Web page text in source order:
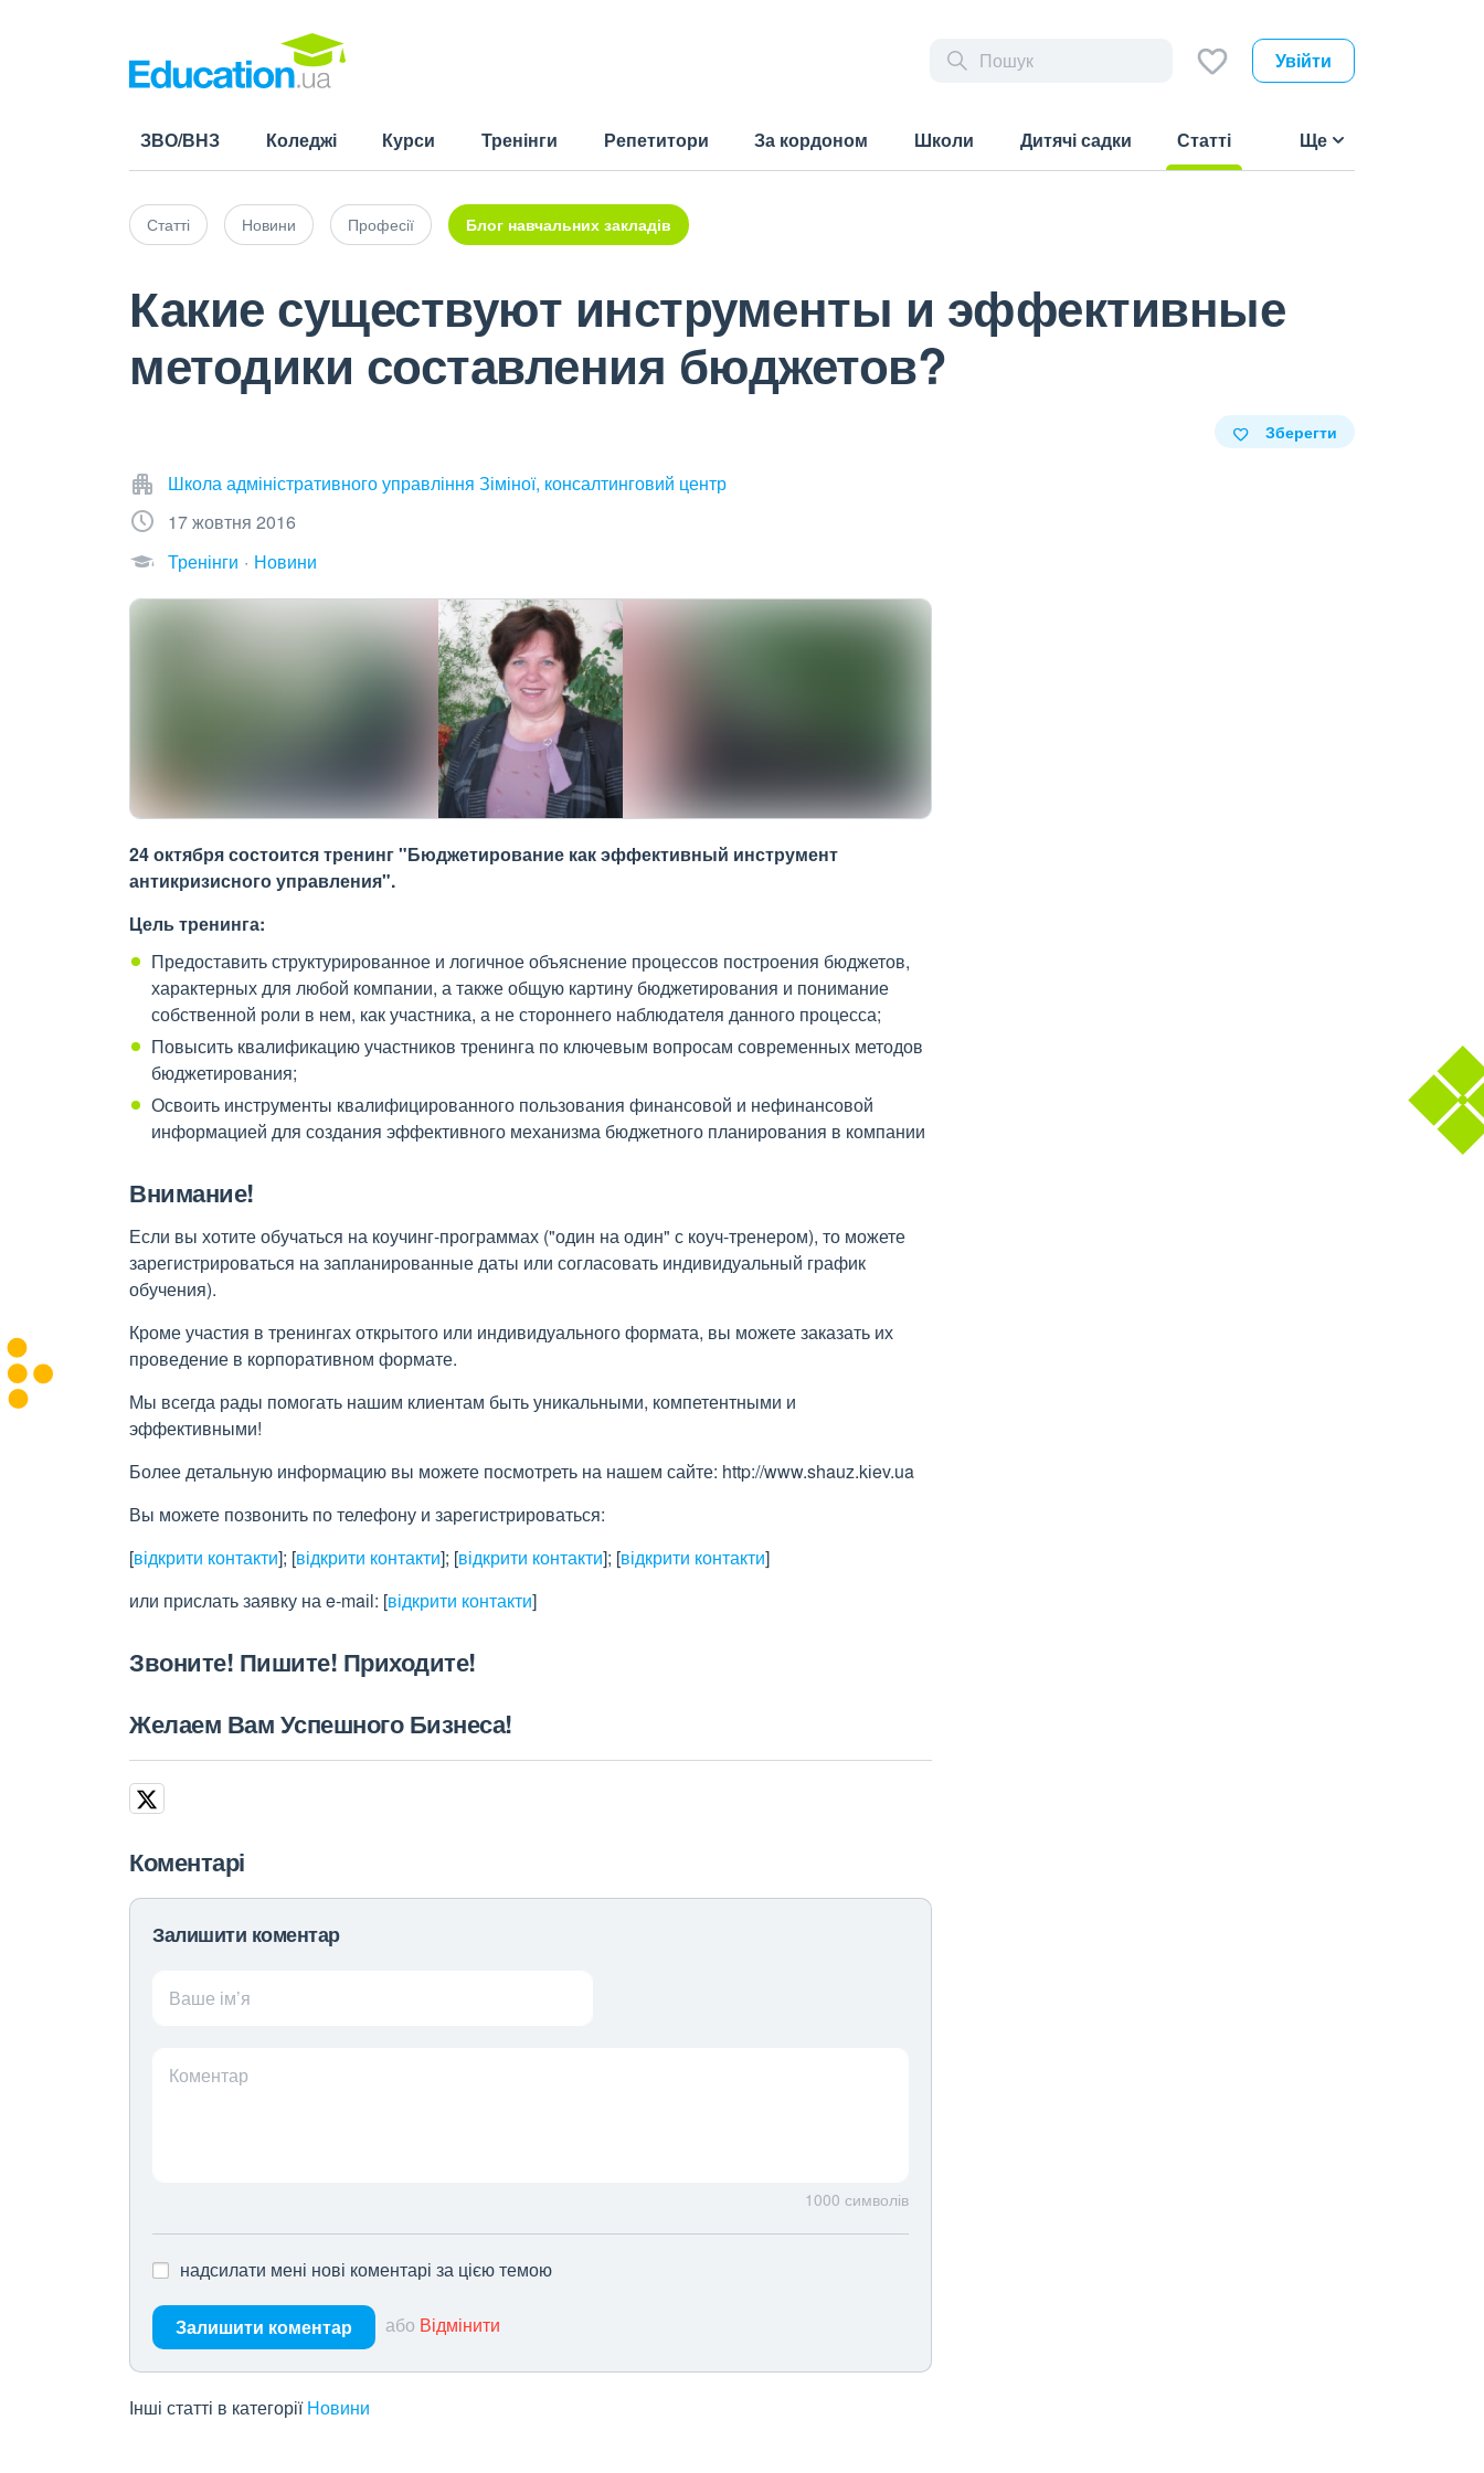
Увійти
ЗВО/ВНЗ Коледжі Курси Тренінги Репетитори За кордоном Школи Дитячі садки
Статті
Ще
Статті Новини Професії Блог навчальних закладів
Какие существуют инструменты и эффективные
методики составления бюджетов?
Зберегти
Школа адміністративного управління Зіміної, консалтинговий центр
17 жовтня 2016
Тренінги
Новини
24 октября состоится тренинг "Бюджетирование как эффективный инструмент
антикризисного управления".
Цель тренинга:
Предоставить структурированное и логичное объяснение процессов построения бюджетов,
характерных для любой компании, а также общую картину бюджетирования и понимание
собственной роли в нем, как участника, а не стороннего наблюдателя данного процесса;
Повысить квалификацию участников тренинга по ключевым вопросам современных методов
бюджетирования;
Освоить инструменты квалифицированного пользования финансовой и нефинансовой
информацией для создания эффективного механизма бюджетного планирования в компании
Внимание!
Если вы хотите обучаться на коучинг-программах ("один на один" с коуч-тренером), то можете
зарегистрироваться на запланированные даты или согласовать индивидуальный график
обучения).
Кроме участия в тренингах открытого или индивидуального формата, вы можете заказать их
проведение в корпоративном формате.
Мы всегда рады помогать нашим клиентам быть уникальными, компетентными и
эффективными!
Более детальную информацию вы можете посмотреть на нашем сайте: http://www.shauz.kіev.ua
Вы можете позвонить по телефону и зарегистрироваться:
[відкрити контакти]; [відкрити контакти]; [відкрити контакти]; [відкрити контакти]
или прислать заявку на e-maіl: [відкрити контакти]
Звоните! Пишите! Приходите!
Желаем Вам Успешного Бизнеса!
Коментарі
Залишити коментар
Ваше ім’я
Коментар
1000 символів
надсилати мені нові коментарі за цією темою
Залишити коментар або Відмінити
Інші статті в категорії Новини